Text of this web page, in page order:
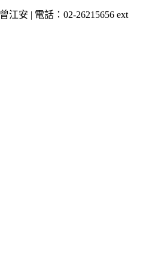
曾江安 | 電話：02-26215656 ext